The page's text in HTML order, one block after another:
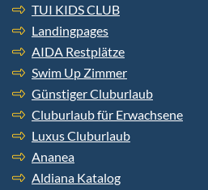
TUI KIDS CLUB
Landingpages
AIDA Restplätze
Swim Up Zimmer
Günstiger Cluburlaub
Cluburlaub für Erwachsene
Luxus Cluburlaub
Ananea
Aldiana Katalog